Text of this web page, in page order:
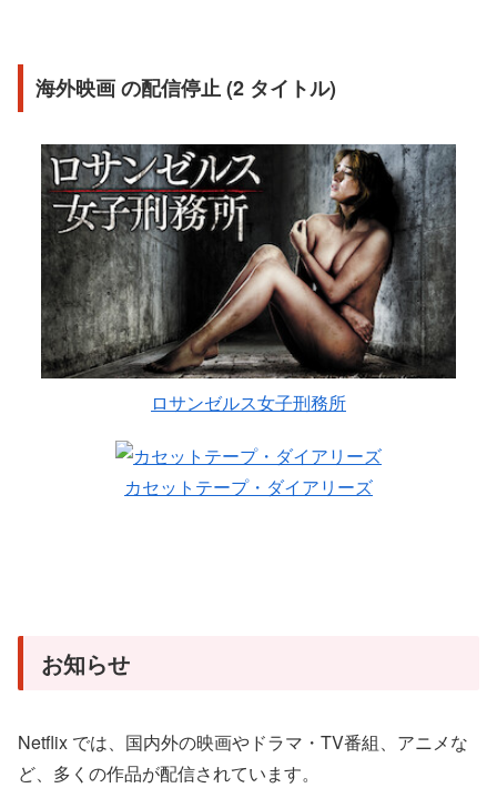
海外映画 の配信停止 (2 タイトル)
ロサンゼルス女子刑務所
カセットテープ・ダイアリーズ
お知らせ
Netflix では、国内外の映画やドラマ・TV番組、アニメな
ど、多くの作品が配信されています。